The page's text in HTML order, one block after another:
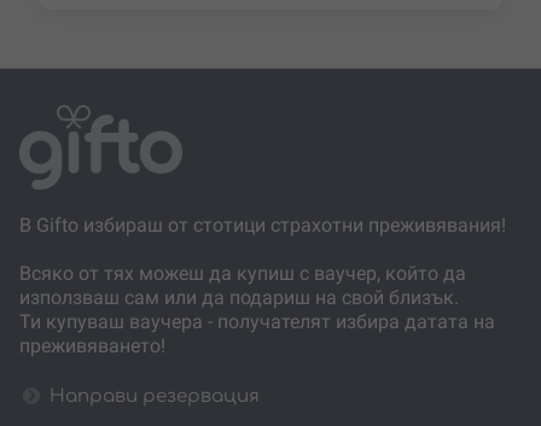
В Gifto избираш от стотици страхотни преживявания!
Всяко от тях можеш да купиш с ваучер, който да
използваш сам или да подариш на свой близък.
Ти купуваш ваучера - получателят избира датата на
преживяването!
Направи резервация